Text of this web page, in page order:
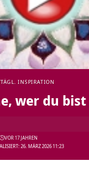
TÄGL. INSPIRATION
wer du bist
26. MÄRZ 2026 11:23
VOR 17 JAHREN